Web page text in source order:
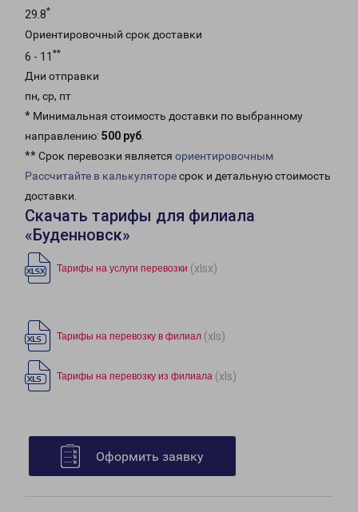
29.8*
Ориентировочный срок доставки
6 - 11 **
Дни отправки
пн, ср, пт
* Минимальная стоимость доставки по выбранному
направлению: 500 руб.
** Срок перевозки является ориентировочным
Рассчитайте в калькуляторесрок и детальную стоимость
доставки.
Скачать тарифы для филиала
«Буденновск»
Тарифы на услуги перевозки (xlsx)
Тарифы на перевозку в филиал (xls)
Тарифы на перевозку из филиала (xls)
Оформить заявку